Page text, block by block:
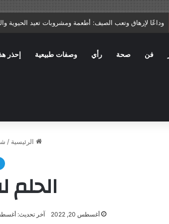
علاج التهاب البروستاتا: ماذا يصف الطبيب؟ وما الأخطاء
فن صحة رأي وصفات طبيعية إحذر
الرئيسية /
الحلم
أغسطس 20, 2022 آخر تحديث: أغسطس 20,